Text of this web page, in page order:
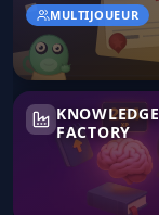
MULTIJOUEUR
KNOWLEDGE
FACTORY
Knowledge Factory